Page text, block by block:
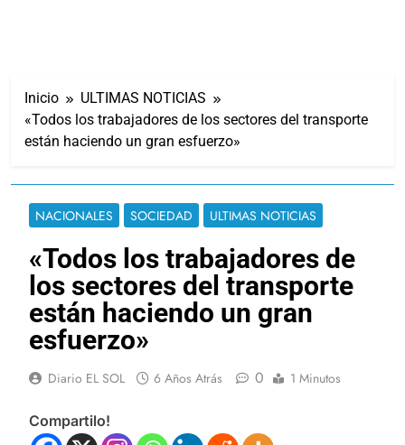
Inicio
ULTIMAS NOTICIAS
«Todos los trabajadores de los sectores del transporte
están haciendo un gran esfuerzo»
NACIONALES SOCIEDAD ULTIMAS NOTICIAS
«Todos los trabajadores de
los sectores del transporte
están haciendo un gran
esfuerzo»
Diario EL SOL 6 Años Atrás 0 1 Minutos
Compartilo!